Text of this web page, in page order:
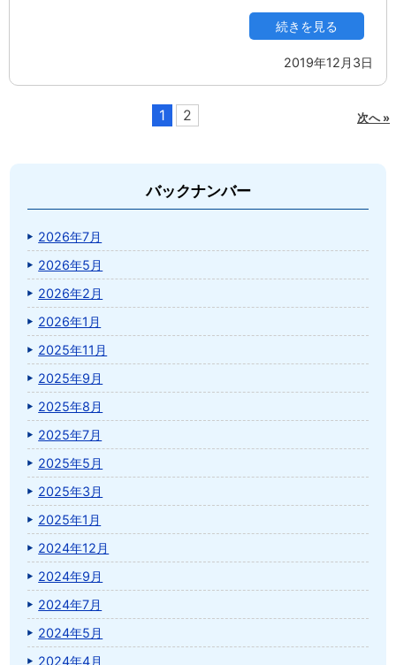
続きを見る
2019年12月3日
1 2 次へ »
バックナンバー
2026年7月
2026年5月
2026年2月
2026年1月
2025年11月
2025年9月
2025年8月
2025年7月
2025年5月
2025年3月
2025年1月
2024年12月
2024年9月
2024年7月
2024年5月
2024年4月